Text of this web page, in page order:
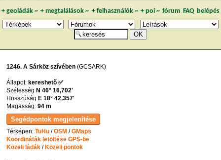
+ geoládák~ +megtalálások ~ + felhasználók~ + poi~ fórum FAQ belépés
1246. A Sárköz szívében (GCSARK)
Állapot: kereshető ✅
Szélesség N 46° 16,702'
Hosszúság E 18° 42,357'
Magasság:94 m
Térképen:TuHu /OSM /GMaps
Koordináták letöltése GPS-be
Közeli ládák / Közeli pontok